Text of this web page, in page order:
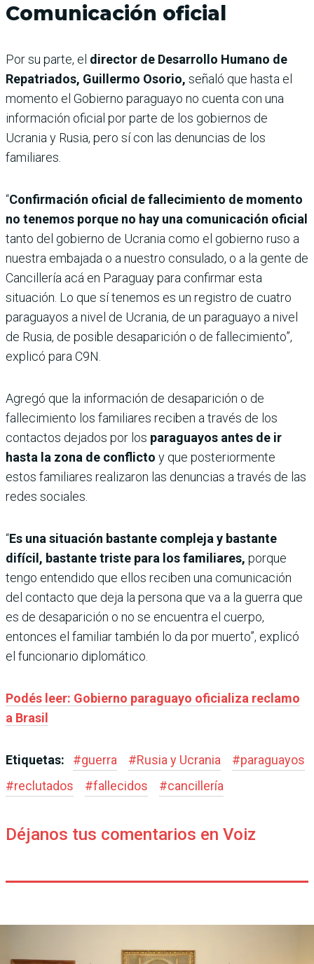
Comunicación oficial
Por su parte, el director de Desarrollo Humano de
Repatriados, Guillermo Osorio, señaló que hasta el
momento el Gobierno paraguayo no cuenta con una
información oficial por parte de los gobiernos de
Ucrania y Rusia, pero sí con las denuncias de los
familiares.
“Confirmación oficial de fallecimiento de momento
no tenemos porque no hay una comunicación oficial
tanto del gobierno de Ucrania como el gobierno ruso a
nuestra embajada o a nuestro consulado, o a la gente de
Cancillería acá en Paraguay para confirmar esta
situación. Lo que sí tenemos es un registro de cuatro
paraguayos a nivel de Ucrania, de un paraguayo a nivel
de Rusia, de posible desaparición o de fallecimiento”,
explicó para C9N.
Agregó que la información de desaparición o de
fallecimiento los familiares reciben a través de los
contactos dejados por los paraguayos antes de ir
hasta la zona de conflicto y que posteriormente
estos familiares realizaron las denuncias a través de las
redes sociales.
“Es una situación bastante compleja y bastante
difícil, bastante triste para los familiares, porque
tengo entendido que ellos reciben una comunicación
del contacto que deja la persona que va a la guerra que
es de desaparición o no se encuentra el cuerpo,
entonces el familiar también lo da por muerto”, explicó
el funcionario diplomático.
Podés leer: Gobierno paraguayo oficializa reclamo
a Brasil
Etiquetas: #guerra #Rusia y Ucrania #paraguayos
#reclutados #fallecidos #cancillería
Déjanos tus comentarios en Voiz